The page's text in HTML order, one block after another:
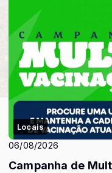
Locais
06/08/2026
Campanha de